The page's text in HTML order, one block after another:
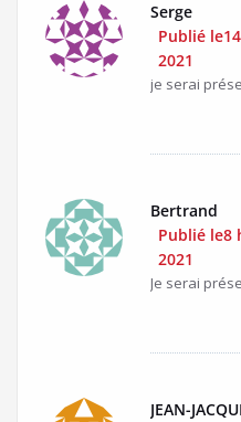
Serge
Publié
2021
je serai
Bertrand
Publié le8
2021
Je serai
JEAN-